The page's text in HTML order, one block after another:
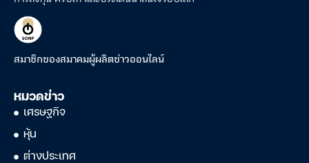
สมาชิกของสมาคมผู้ผลิตข่าวออนไลน์
หมวดข่าว
เศรษฐกิจ
หุ้น
ต่างประเทศ